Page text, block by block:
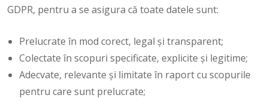
GDPR, pentru a se asigura că toate datele sunt:
Prelucrate în mod corect, legal și transparent;
Colectate în scopuri specificate, explicite și legitime;
Adecvate, relevante și limitate în raport cu scopurile
pentru care sunt prelucrate;